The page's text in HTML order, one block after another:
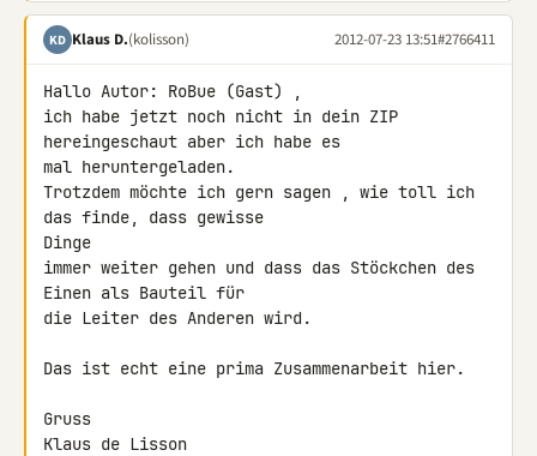
KD Klaus D.(kolisson) 2012-07-23 13:51#2766411
Hallo Autor: RoBue (Gast) ,
ich habe jetzt noch nicht in dein ZIP
hereingeschaut aber ich habe es
mal heruntergeladen.
Trotzdem möchte ich gern sagen , wie toll ich
das finde, dass gewisse
Dinge
immer weiter gehen und dass das Stöckchen des
Einen als Bauteil für
die Leiter des Anderen wird.
Das ist echt eine prima Zusammenarbeit hier.
Gruss
Klaus de Lisson